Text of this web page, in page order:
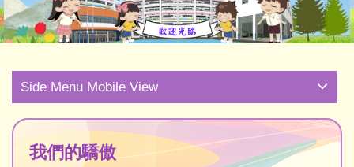
Side Menu Mobile View
我們的驕傲